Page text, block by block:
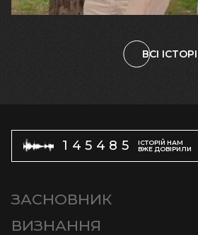
ВСІ
145485
ІСТОРІЙ НАМ
ВЖЕ ДОВІРИЛИ
ЗАСНОВНИК
ВИЗНАННЯ